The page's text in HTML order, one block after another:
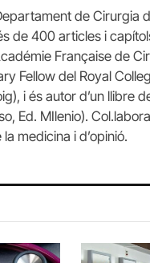
de Cirurgia
de 400 articles i
Française de
Fellow del Royal
i és autor d’un llibre
Ed. MIlenio).
medicina i d’opinió.